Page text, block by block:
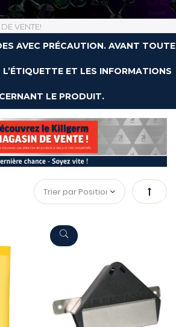
VENTE!
AVEC PRÉCAUTION. AVANT TOUTE
ET LES INFORMATIONS
LE PRODUIT.
Par